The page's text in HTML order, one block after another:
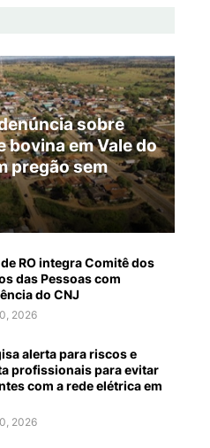
sobre
bovina em Vale do
pregão sem
RO integra Comitê dos
das Pessoas com
do CNJ
2026
alerta para riscos e
profissionais para evitar
com a rede elétrica em
2026